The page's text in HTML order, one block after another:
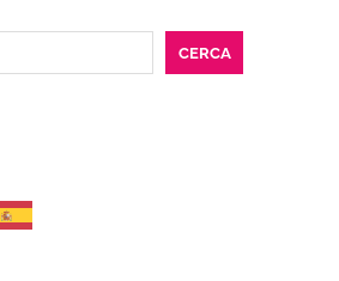
CERCA